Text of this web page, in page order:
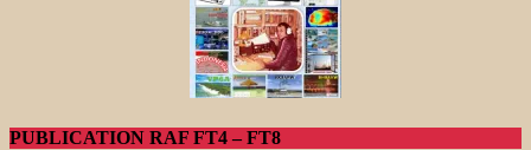
PUBLICATION RAF FT4 – FT8